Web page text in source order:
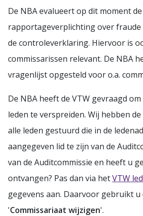
De NBA evalueert op dit moment de
rapportageverplichting over
de controleverklaring. Hiervoor is
commissarissen relevant. De NBA
vragenlijst opgesteld voor o.a.
De NBA heeft de VTW gevraagd
leden te verspreiden. Wij hebben
alle leden gestuurd die in de
aangegeven lid te zijn van de
van de Auditcommissie en heeft u
ontvangen? Pas dan via hetVTW
gegevens aan. Daarvoor gebruikt u
'Commissariaat wijzigen'.